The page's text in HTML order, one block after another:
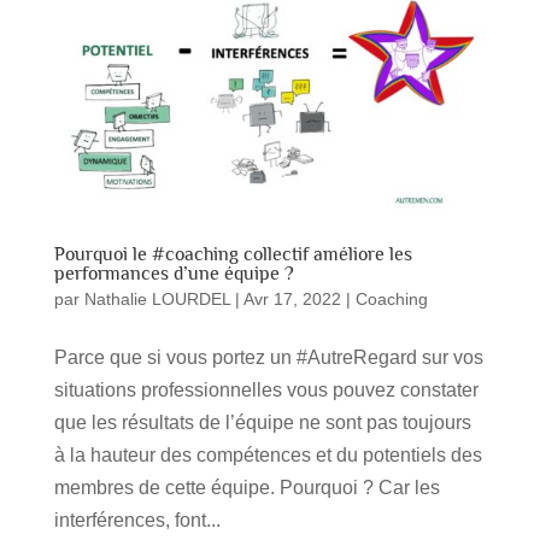
Pourquoi le #coaching collectif améliore les
performances d’une équipe ?
par Nathalie LOURDEL | Avr 17, 2022 | Coaching
Parce que si vous portez un #AutreRegard sur vos
situations professionnelles vous pouvez constater
que les résultats de l’équipe ne sont pas toujours
à la hauteur des compétences et du potentiels des
membres de cette équipe. Pourquoi ? Car les
interférences, font...